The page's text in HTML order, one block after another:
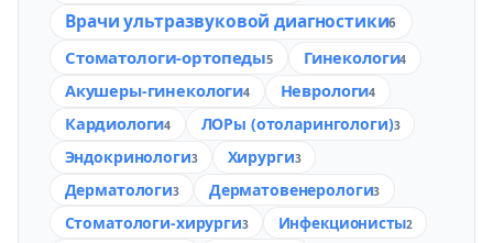
Врачи ультразвуковой диагностики6
Стоматологи-ортопеды5 Гинекологи4
Акушеры-гинекологи4 Неврологи4
Кардиологи4 ЛОРы (отоларингологи)3
Эндокринологи3 Хирурги3
Дерматологи3 Дерматовенерологи3
Стоматологи-хирурги3 Инфекционисты2